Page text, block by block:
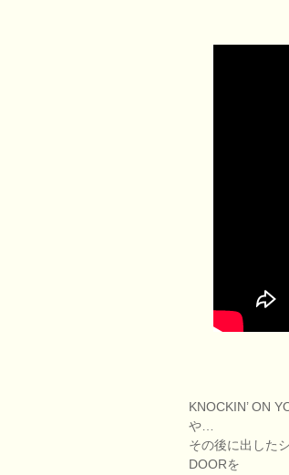
KNOCKIN’ ON
や…
その後に出した
DOORを